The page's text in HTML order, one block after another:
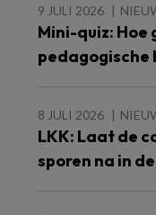
9 JULI 2026
Mini-quiz: Hoe
pedagogische
8 JULI 2026
LKK: Laat de
sporen na in